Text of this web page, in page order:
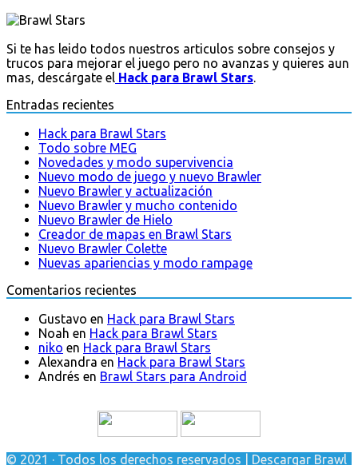
Si te has leido todos nuestros articulos sobre consejos y
trucos para mejorar el juego pero no avanzas y quieres aun
mas, descárgate el Hack para Brawl Stars.
Entradas recientes
Hack para Brawl Stars
Todo sobre MEG
Novedades y modo supervivencia
Nuevo modo de juego y nuevo Brawler
Nuevo Brawler y actualización
Nuevo Brawler y mucho contenido
Nuevo Brawler de Hielo
Creador de mapas en Brawl Stars
Nuevo Brawler Colette
Nuevas apariencias y modo rampage
Comentarios recientes
Gustavo en Hack para Brawl Stars
Noah en Hack para Brawl Stars
niko en Hack para Brawl Stars
Alexandra en Hack para Brawl Stars
Andrés en Brawl Stars para Android
© 2021 · Todos los derechos reservados | Descargar Brawl